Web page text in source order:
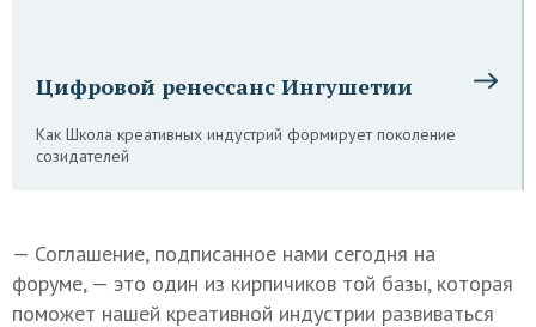
Цифровой ренессанс Ингушетии
Как Школа креативных индустрий формирует поколение
созидателей
— Соглашение, подписанное нами сегодня на
форуме, — это один из кирпичиков той базы, которая
поможет нашей креативной индустрии развиваться